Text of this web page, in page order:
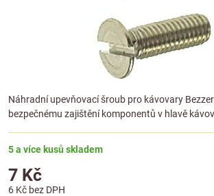
Náhradní upevňovací šroub pro kávovary
bezpečnému zajištění komponentů v hlavě
5 a více kusů skladem
7 Kč
6 Kč bez DPH